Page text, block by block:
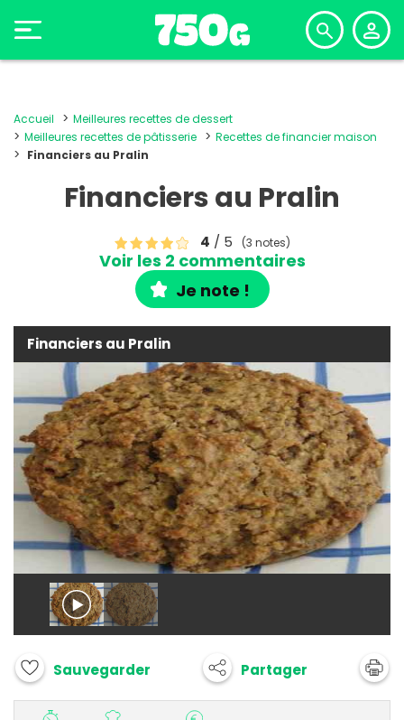
Accueil
Meilleures recettes de dessert
Meilleures recettes de pâtisserie
Recettes de financier maison
Financiers au Pralin
Financiers au Pralin
4 / 5 (3 notes)
Voir les 2 commentaires
Je note !
Financiers au Pralin
Sauvegarder Partager